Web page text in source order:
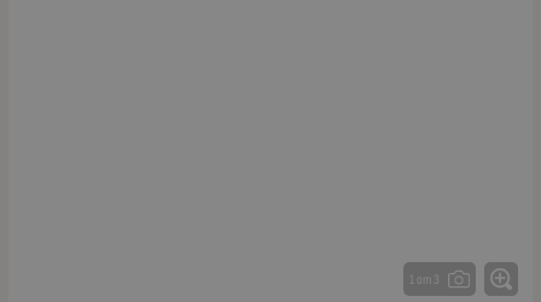
1 от 3